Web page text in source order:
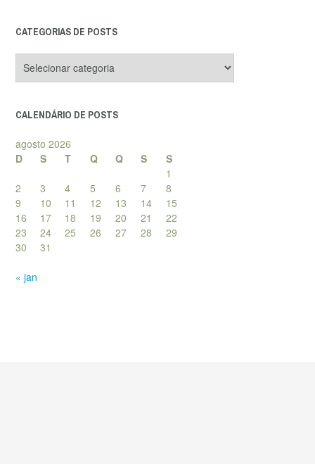
CATEGORIAS DE POSTS
de
CALENDÁRIO DE POSTS
agosto 2026
D
S T Q Q S
S
1
2
3 4 5 6 7
8
9
10 11 12 13 14
15
16
17 18 19 20 21
22
23
24 25 26 27 28
29
30
31
« jan